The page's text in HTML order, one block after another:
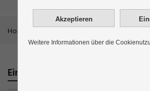
Home
Einkaufen nach
Weitere Informationen über die